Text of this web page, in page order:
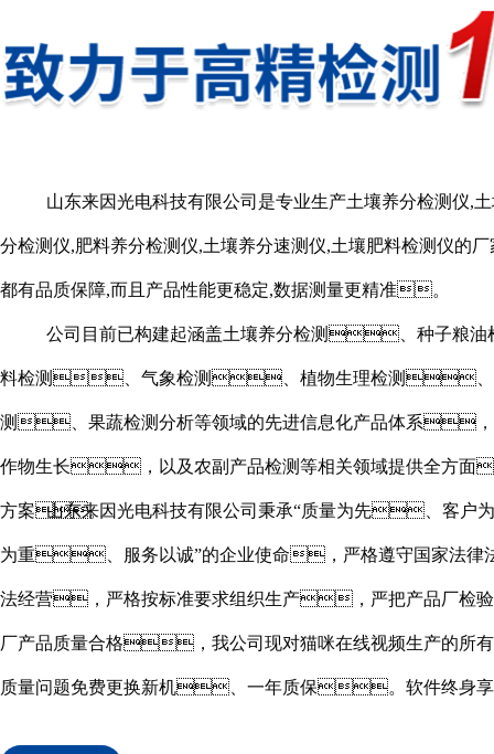
山东来因光电科技有限公司是专业生产土壤养分检测仪,
分检测仪,肥料养分检测仪,土壤养分速测仪,土壤肥料检测仪的
都有品质保障,而且产品性能更稳定,数据测量更精准。
公司目前已构建起涵盖土壤养分检测、种子
料检测、气象检测、植物生理检测、
测、果蔬检测分析等领域的先进信息化产品体系
作物生长，以及农副产品检测等相关领域提供全方
方案。
山东来因光电科技有限公司秉承“质量为先、客
为重、服务以诚”的企业使命，严格遵守国家法
法经营，严格按标准要求组织生产，严把产品厂
厂产品质量合格，我公司现对猫咪在线视频生产的所
质量问题免费更换新机、一年质保。软件终身享